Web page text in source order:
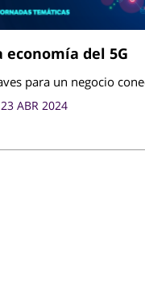
economía del 5G
para un negocio
23 ABR 2024